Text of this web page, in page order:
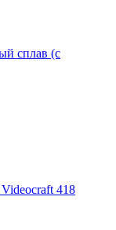
сплав (с
418